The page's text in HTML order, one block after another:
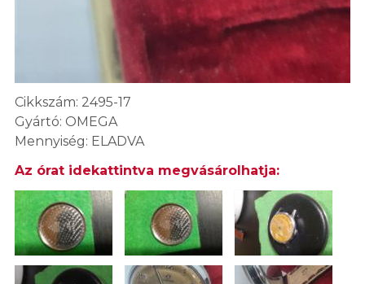
Cikkszám: 2495-17
Gyártó: OMEGA
Mennyiség: ELADVA
Az órat idekattintva megvásárolhatja: